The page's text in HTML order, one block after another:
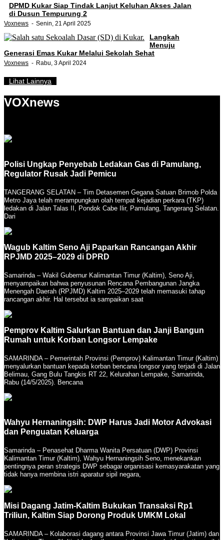
DPMD Kukar Siap Tindak Lanjut Keluhan Akses Jalan
di Dusun Tempurung 2
Voxnews Senin, 21 April 2025
Langkah
Menuju
Generasi Emas Kukar Melalui Sekolah Sehat
Voxnews Rabu, 3 April 2024
Lihat Lainnya
VOXnews
Polisi Ungkap Penyebab Ledakan Gas di Pamulang,
Regulator Rusak Jadi Pemicu
TANGERANG SELATAN – Tim Detasemen Gegana Satuan Brimob Polda
Metro Jaya telah merampungkan olah tempat kejadian perkara (TKP)
ledakan di Jalan Talas II, Pondok Cabe Ilir, Pamulang, Tangerang Selatan.
Dari
Wagub Kaltim Seno Aji Paparkan Rancangan Akhir
RPJMD 2025–2029 di DPRD
Samarinda – Wakil Gubernur Kalimantan Timur (Kaltim), Seno Aji,
menyampaikan bahwa penyusunan Rencana Pembangunan Jangka
Menengah Daerah (RPJMD) Kaltim 2025–2029 telah memasuki tahap
rancangan akhir. Hal tersebut ia sampaikan saat
Pemprov Kaltim Salurkan Bantuan dan Janji Bangun
Rumah untuk Korban Longsor Lempake
SAMARINDA – Pemerintah Provinsi (Pemprov) Kalimantan Timur (Kaltim)
menyalurkan bantuan kepada korban bencana longsor yang terjadi di Jalan
Belimau, Gang Bulu Tangkis RT 22, Kelurahan Lempake, Samarinda,
Rabu (14/5/2025). Bencana
Wahyu Hernaningsih: DWP Harus Jadi Motor Advokasi
dan Penguatan Keluarga
Samarinda – Penasehat Dharma Wanita Persatuan (DWP) Provinsi
Kalimantan Timur (Kaltim), Wahyu Hernaningsih Seno, menekankan
pentingnya peran strategis DWP sebagai organisasi kemasyarakatan yang
tidak hanya membina istri aparatur sipil negara,
Misi Dagang Jatim-Kaltim Bukukan Transaksi Rp1
Triliun, Kaltim Siap Dorong Produk UMKM Lokal
SAMARINDA – Kolaborasi dagang antara Provinsi Jawa Timur (Jatim) dan